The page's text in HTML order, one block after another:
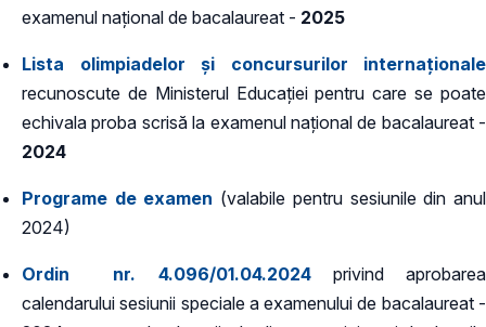
examenul național de bacalaureat - 2025
Lista olimpiadelor și concursurilor internaționale
recunoscute de Ministerul Educației pentru care se poate
echivala proba scrisă la examenul național de bacalaureat -
2024
Programe de examen (valabile pentru sesiunile din anul
2024)
Ordin nr. 4.096/01.04.2024
privind aprobarea
calendarului sesiunii speciale a examenului de bacalaureat -